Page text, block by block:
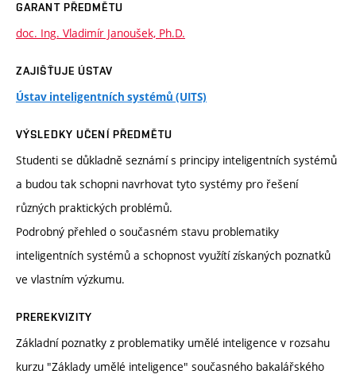
GARANT PŘEDMĚTU
doc. Ing. Vladimír Janoušek, Ph.D.
ZAJIŠŤUJE ÚSTAV
Ústav inteligentních systémů (UITS)
VÝSLEDKY UČENÍ PŘEDMĚTU
Studenti se důkladně seznámí s principy inteligentních systémů
a budou tak schopni navrhovat tyto systémy pro řešení
různých praktických problémů.
Podrobný přehled o současném stavu problematiky
inteligentních systémů a schopnost využítí získaných poznatků
ve vlastním výzkumu.
PREREKVIZITY
Základní poznatky z problematiky umělé inteligence v rozsahu
kurzu "Základy umělé inteligence" současného bakalářského